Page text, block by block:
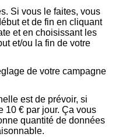
Si vous le faites, vous
et de fin en cliquant
et en choisissant les
et/ou la fin de votre
de votre campagne
est de prévoir, si
10 € par jour. Ça vous
quantité de données